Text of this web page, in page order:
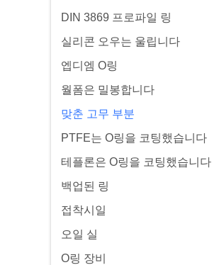
DIN 3869 프로파일 링
실리콘 오우는 울립니다
엡디엠 O링
월폼은 밀봉합니다
맞춘 고무 부분
PTFE는 O링을 코팅했습니다
테플론은 O링을 코팅했습니다
백업된 링
접착시일
오일 실
O링 장비